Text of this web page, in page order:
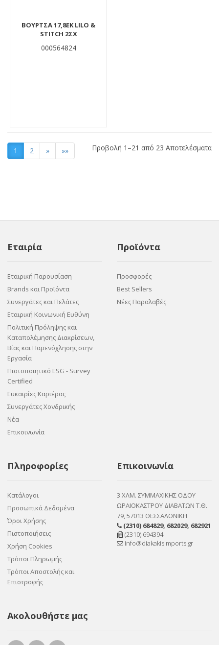
ΒΟΥΡΤΣΑ 17,8ΕΚ LILO &
STITCH 2ΣΧ
000564824
1 2 » »» Προβολή 1–21 από 23 Αποτελέσματα
Εταιρία
Εταιρική Παρουσίαση
Brands και Προϊόντα
Συνεργάτες και Πελάτες
Εταιρική Κοινωνική Ευθύνη
Πολιτική Πρόληψης και
Καταπολέμησης Διακρίσεων,
Βίας και Παρενόχλησης στην
Εργασία
Πιστοποιητικό ESG - Survey
Certified
Ευκαιρίες Καριέρας
Συνεργάτες Χονδρικής
Νέα
Επικοινωνία
Προϊόντα
Προσφορές
Best Sellers
Νέες Παραλαβές
Πληροφορίες
Κατάλογοι
Προσωπικά Δεδομένα
Όροι Χρήσης
Πιστοποιήσεις
Χρήση Cookies
Τρόποι Πληρωμής
Τρόποι Αποστολής και
Επιστροφής
Επικοινωνία
3 ΧΛΜ. ΣΥΜΜΑΧΙΚΗΣ ΟΔΟΥ
ΩΡΑΙΟΚΑΣΤΡΟΥ ΔΙΑΒΑΤΩΝ Τ.Θ.
79, 57013 ΘΕΣΣΑΛΟΝΙΚΗ
(2310) 684829, 682029, 682921
(2310) 694394
info@diakakisimports.gr
Ακολουθήστε μας